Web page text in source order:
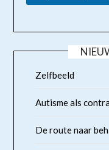
Zelfbeeld
Autisme als
De route naar